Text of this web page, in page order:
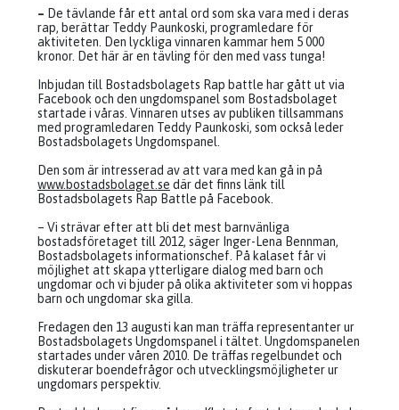
– De tävlande får ett antal ord som ska vara med i deras
rap, berättar Teddy Paunkoski, programledare för
aktiviteten. Den lyckliga vinnaren kammar hem 5 000
kronor. Det här är en tävling för den med vass tunga!
Inbjudan till Bostadsbolagets Rap battle har gått ut via
Facebook och den ungdomspanel som Bostadsbolaget
startade i våras. Vinnaren utses av publiken tillsammans
med programledaren Teddy Paunkoski, som också leder
Bostadsbolagets Ungdomspanel.
Den som är intresserad av att vara med kan gå in på
www.bostadsbolaget.se där det finns länk till
Bostadsbolagets Rap Battle på Facebook.
– Vi strävar efter att bli det mest barnvänliga
bostadsföretaget till 2012, säger Inger-Lena Bennman,
Bostadsbolagets informationschef. På kalaset får vi
möjlighet att skapa ytterligare dialog med barn och
ungdomar och vi bjuder på olika aktiviteter som vi hoppas
barn och ungdomar ska gilla.
Fredagen den 13 augusti kan man träffa representanter ur
Bostadsbolagets Ungdomspanel i tältet. Ungdomspanelen
startades under våren 2010. De träffas regelbundet och
diskuterar boendefrågor och utvecklingsmöjligheter ur
ungdomars perspektiv.